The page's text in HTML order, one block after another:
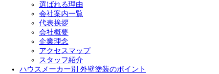
選ばれる理由
会社案内一覧
代表挨拶
会社概要
企業理念
アクセスマップ
スタッフ紹介
ハウスメーカー別 外壁塗装のポイント